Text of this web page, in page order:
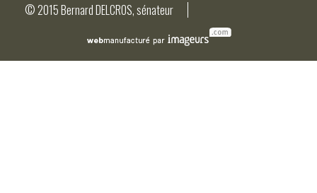
© 2015 Bernard DELCROS, sénateur